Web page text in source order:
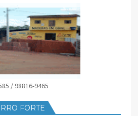
/ 98816-9465
FORTE